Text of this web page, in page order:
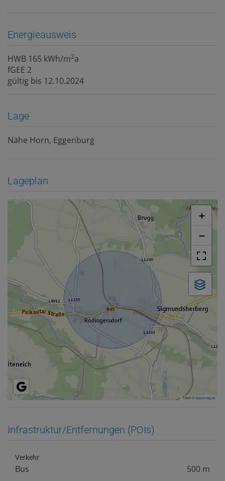
Energieausweis
HWB 165 kWh/m2a
fGEE 2
gültig bis 12.10.2024
Lage
Nähe Horn, Eggenburg
Lageplan
+
−
Tiles ©basemap.at
Infrastruktur/Entfernungen (POIs)
Verkehr
Bus 500 m